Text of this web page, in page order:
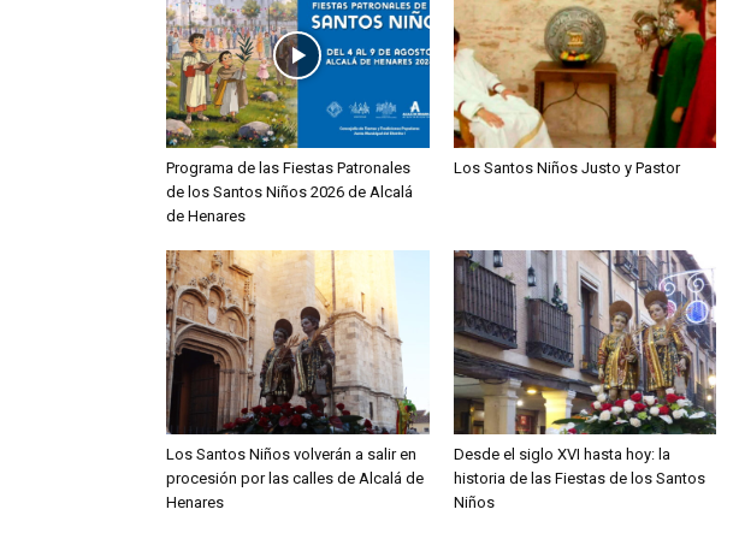
Programa de las Fiestas Patronales
de los Santos Niños 2026 de Alcalá
de Henares
Los Santos Niños Justo y Pastor
Los Santos Niños volverán a salir en
procesión por las calles de Alcalá de
Henares
Desde el siglo XVI hasta hoy: la
historia de las Fiestas de los Santos
Niños